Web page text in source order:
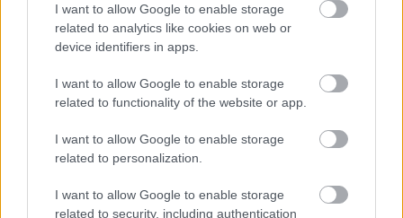
I want to allow Google to enable storage
related to analytics like cookies on web or
device identifiers in apps.
I want to allow Google to enable storage
related to functionality of the website or app.
I want to allow Google to enable storage
related to personalization.
I want to allow Google to enable storage
related to security, including authentication
aggodalmainak is hangot adott: "Összetett a helyzet.
Hadd beszéljek a szakmai oldalról, mert igazából ez
az én felelősségem. Azt pedig a színpad felől
közelítem meg, és nem a politika felől. Járok
próbákat nézni, próbálom egyre jobban megismerni
a hazai független színházi területet. Az alkotói
szabadsághoz szoktam hozzá, ebben nőttem fel,
mindig is ez volt a közegem, most is így dolgozom,
és ezt pártolom vezetőként is. Összegyűjtöttem
független előadókból egy kollektívát, amely a Trafó
15 éves buliján már be is mutatkozott, és fontos